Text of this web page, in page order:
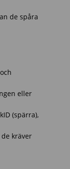
de spåra
eller
(spärra),
kräver